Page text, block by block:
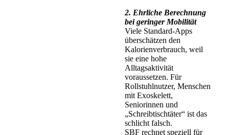
2. Ehrliche Berechnung
bei geringer Mobilität
Viele Standard-Apps
überschätzen den
Kalorienverbrauch, weil
sie eine hohe
Alltagsaktivität
voraussetzen. Für
Rollstuhlnutzer, Menschen
mit Exoskelett,
Seniorinnen und
„Schreibtischtäter“ ist das
schlicht falsch.
SBF rechnet speziell für